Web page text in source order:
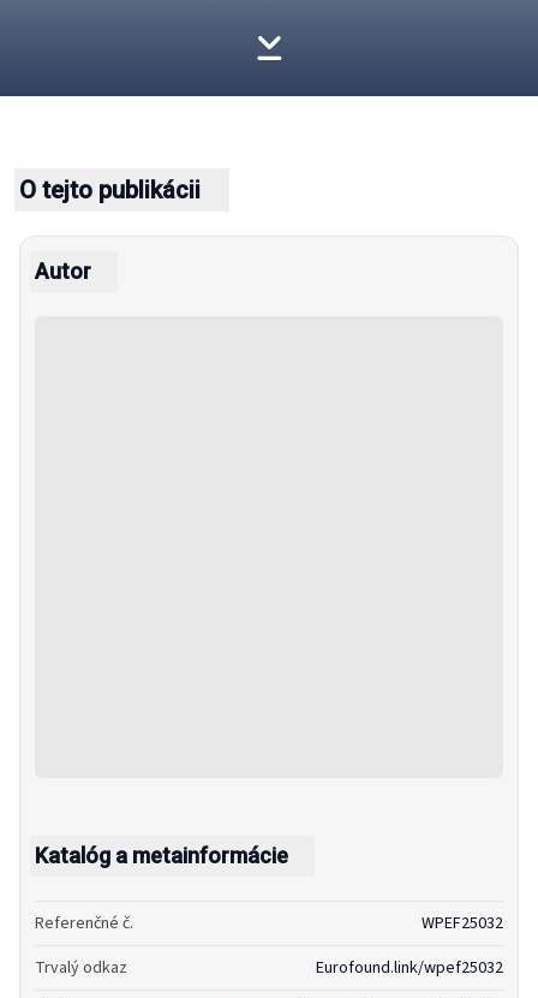
O tejto publikácii
Autor
Katalóg a metainformácie
Referenčné č.
WPEF25032
Trvalý odkaz
Eurofound.link/wpef25032